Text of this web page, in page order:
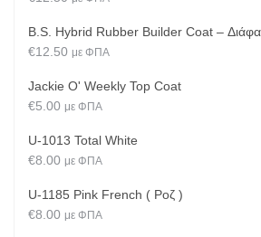
B.S. Hybrid Rubber Builder Coat –
€12.50 με ΦΠΑ
Jackie O' Weekly Top Coat
€5.00 με ΦΠΑ
U-1013 Total White
€8.00 με ΦΠΑ
U-1185 Pink French ( Ροζ )
€8.00 με ΦΠΑ